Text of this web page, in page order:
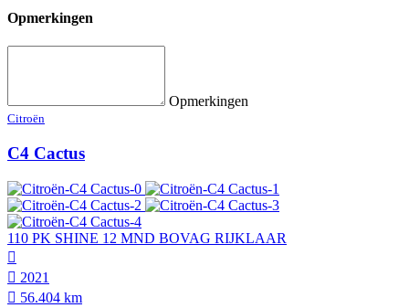
Opmerkingen
Opmerkingen
Citroën
C4 Cactus
110 PK SHINE 12 MND BOVAG RIJKLAAR
2021
56.404 km